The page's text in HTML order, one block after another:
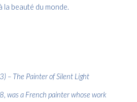
la beauté du monde.
– The Painter of Silent Light
was a French painter whose work